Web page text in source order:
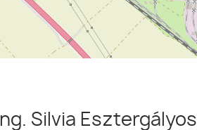
Ing. Silvia Esztergályos